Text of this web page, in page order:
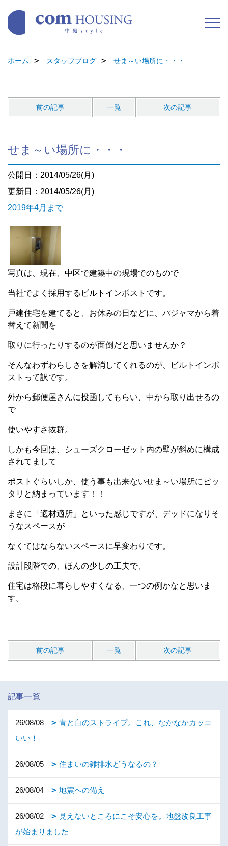
ホーム スタッフブログ せま～い場所に・・・
前の記事 一覧 次の記事
せま～い場所に・・・
公開日：2014/05/26(月)
更新日：2014/05/26(月)
2019年4月まで
写真は、現在、中区で建築中の現場でのもので
当社でよく採用するビルトインポストです。
戸建住宅を建てると、お休みの日などに、パジャマから着
替えて新聞を
取りに行ったりするのが面倒だと思いませんか？
そんなわずわらしさを解消してくれるのが、ビルトインポ
ストって訳です。
外から郵便屋さんに投函してもらい、中から取り出せるの
で
使いやすさ抜群。
しかも今回は、シューズクローゼット内の壁が斜めに構成
されてまして
ポストぐらいしか、使う事も出来ないせま～い場所にピッ
タリと納まっています！！
まさに「適材適所」といった感じですが、デッドになりそ
うなスペースが
なくてはならないスペースに早変わりです。
設計段階での、ほんの少しの工夫で、
住宅は格段に暮らしやすくなる、一つの例かなと思いま
す。
前の記事 一覧 次の記事
記事一覧
26/08/08
青と白のストライプ。これ、なかなかカッコ
いい！
26/08/05 住まいの雑排水どうなるの？
26/08/04 地震への備え
26/08/02
見えないところにこそ安心を。地盤改良工事
が始まりました